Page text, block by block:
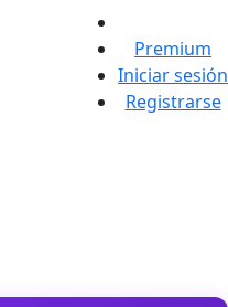
Premium
Iniciar sesión
Registrarse